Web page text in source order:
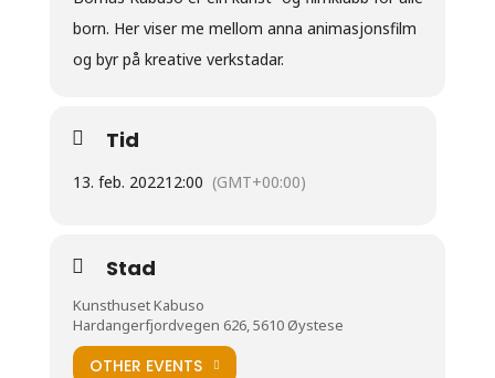
born. Her viser me mellom anna animasjonsfilm
og byr på kreative verkstadar.
Tid
13. feb. 202212:00 (GMT+00:00)
Stad
Kunsthuset Kabuso
Hardangerfjordvegen 626, 5610 Øystese
OTHER EVENTS